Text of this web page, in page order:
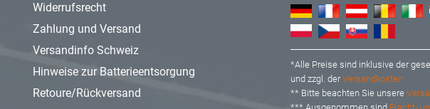
Widerrufsrecht
Zahlung und Versand
Versandinfo Schweiz
Hinweise zur Batterieentsorgung
Retoure/Rückversand
*Alle Preise sind inklusive der
und zzgl. derVersandkosten
** Bitte beachten Sie unsere
*** Ausgenommen sind Fracht-